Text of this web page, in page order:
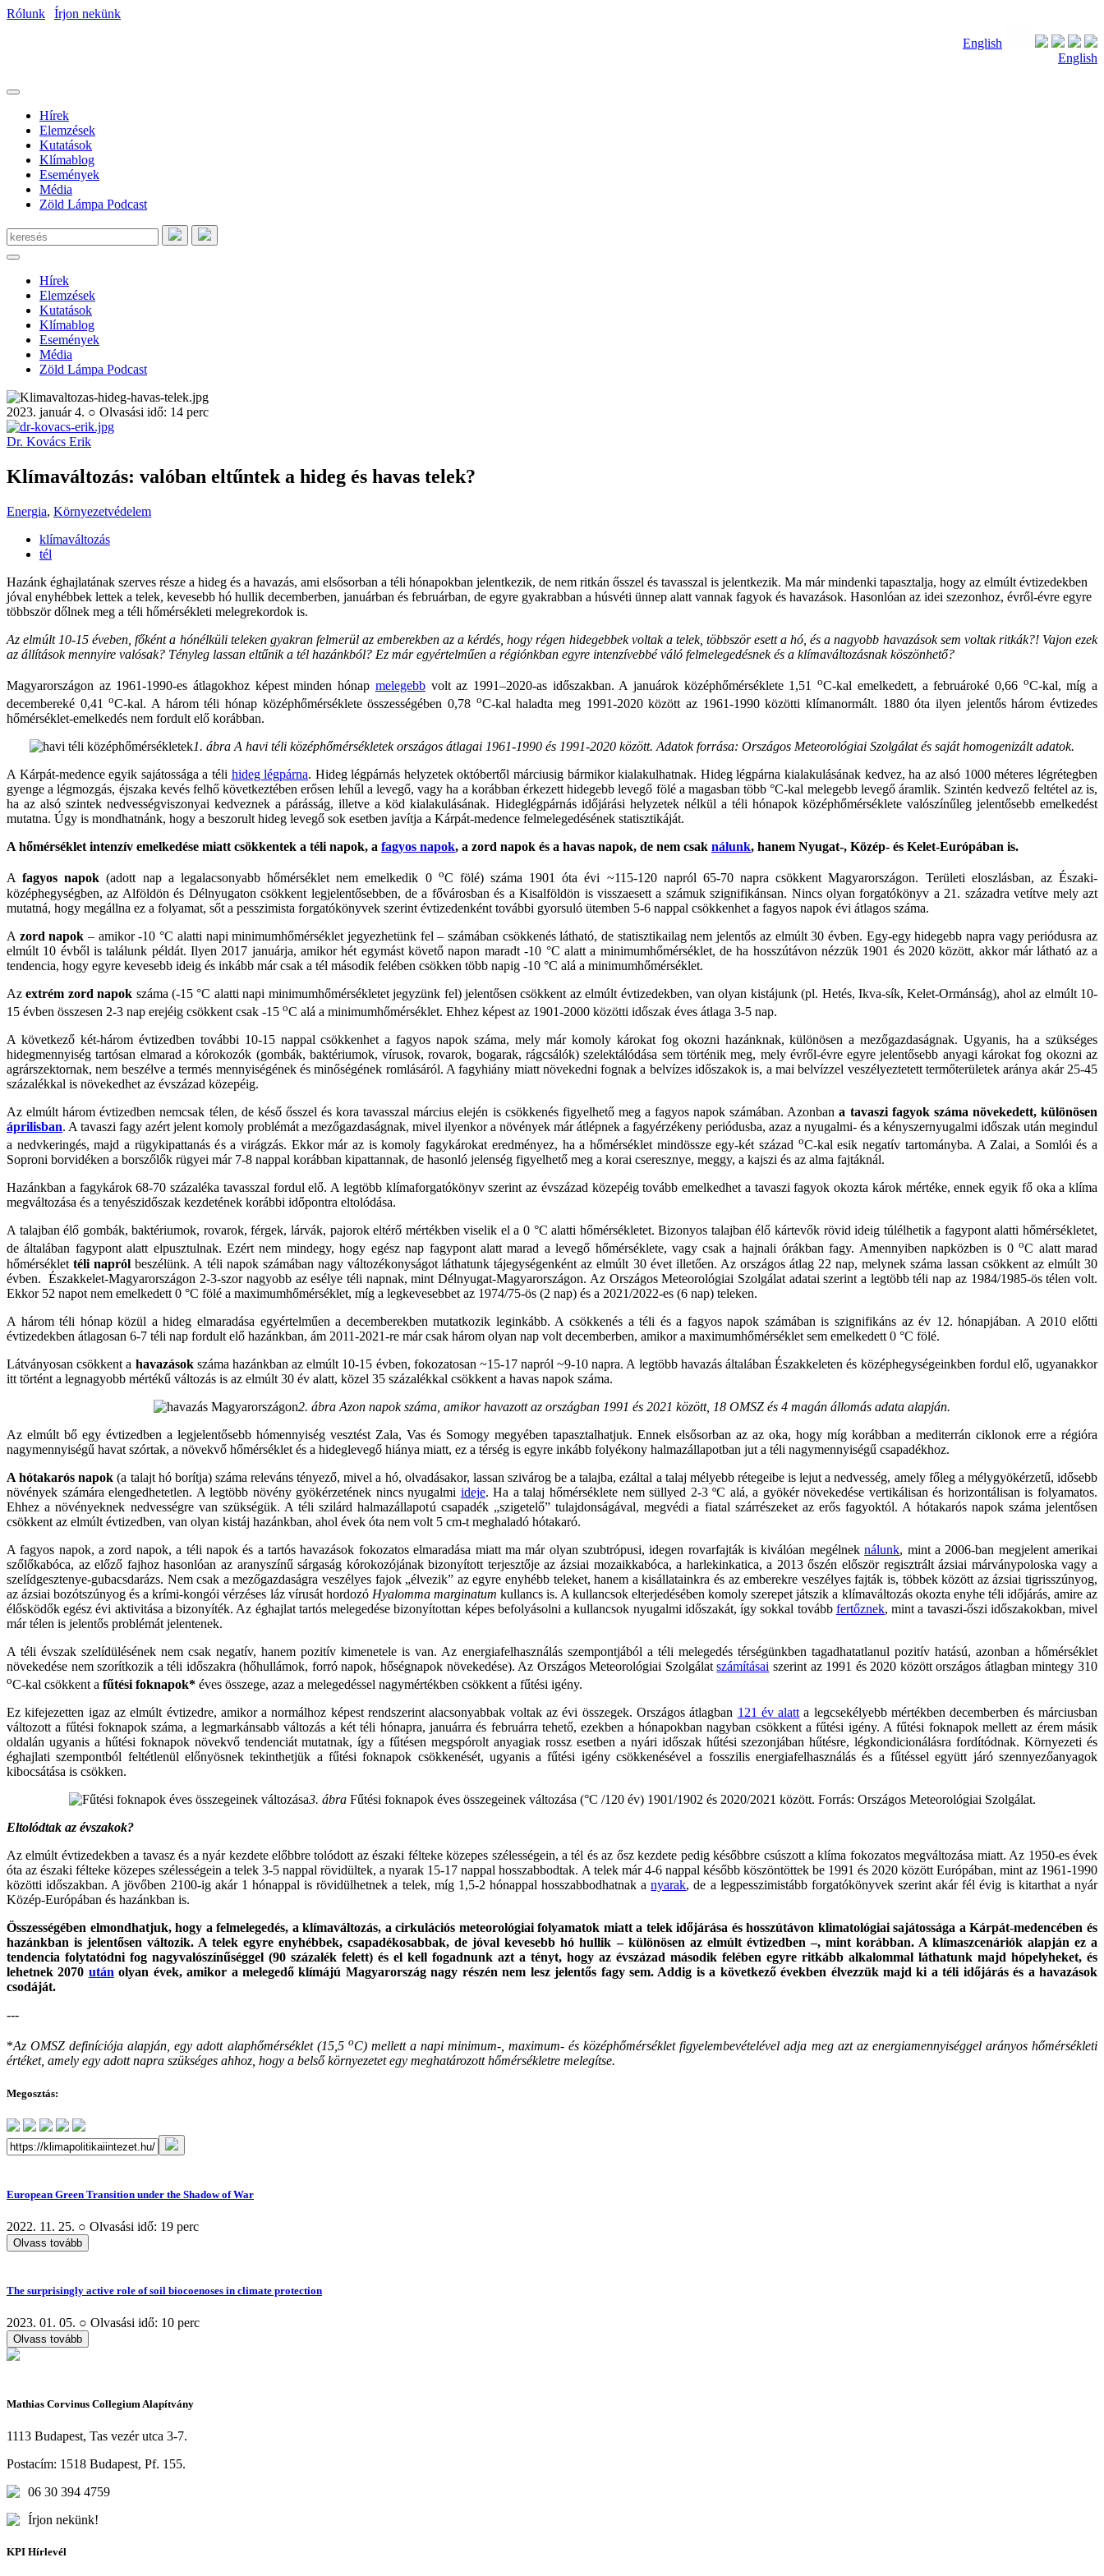
Rólunk Írjon nekünk
English
English
Hírek
Elemzések
Kutatások
Klímablog
Események
Média
Zöld Lámpa Podcast
Hírek
Elemzések
Kutatások
Klímablog
Események
Média
Zöld Lámpa Podcast
2023. január 4. ○ Olvasási idő: 14 perc
Dr. Kovács Erik
Klímaváltozás: valóban eltűntek a hideg és havas telek?
Energia, Környezetvédelem
klímaváltozás
tél
Hazánk éghajlatának szerves része a hideg és a havazás, ami elsősorban a téli hónapokban jelentkezik, de nem ritkán ősszel és tavasszal is jelentkezik. Ma már mindenki tapasztalja, hogy az elmúlt évtizedekben
jóval enyhébbek lettek a telek, kevesebb hó hullik decemberben, januárban és februárban, de egyre gyakrabban a húsvéti ünnep alatt vannak fagyok és havazások. Hasonlóan az idei szezonhoz, évről-évre egyre
többször dőlnek meg a téli hőmérsékleti melegrekordok is.
Az elmúlt 10-15 éveben, főként a hónélküli teleken gyakran felmerül az emberekben az a kérdés, hogy régen hidegebbek voltak a telek, többször esett a hó, és a nagyobb havazások sem voltak ritkák?! Vajon ezek
az állítások mennyire valósak? Tényleg lassan eltűnik a tél hazánkból? Ez már egyértelműen a régiónkban egyre intenzívebbé váló felmelegedésnek és a klímaváltozásnak köszönhető?
Magyarországon az 1961-1990-es átlagokhoz képest minden hónap melegebbvolt az 1991–2020-as időszakban. A januárok középhőmérséklete 1,51oC-kal emelkedett, a februároké 0,66 oC-kal, míg a
decembereké 0,41oC-kal. A három téli hónap középhőmérséklete összességében 0,78 oC-kal haladta meg 1991-2020 között az 1961-1990 közötti klímanormált. 1880 óta ilyen jelentős három évtizedes
hőmérséklet-emelkedés nem fordult elő korábban.
1. ábra A havi téli középhőmérsékletek országos átlagai 1961-1990 és 1991-2020 között. Adatok forrása: Országos Meteorológiai Szolgálat és saját homogenizált adatok.
A Kárpát-medence egyik sajátossága a téli hideg légpárna. Hideg légpárnás helyzetek októbertől márciusig bármikor kialakulhatnak. Hideg légpárna kialakulásának kedvez, ha az alsó 1000 méteres légrétegben
gyenge a légmozgás, éjszaka kevés felhő következtében erősen lehűl a levegő, vagy ha a korábban érkezett hidegebb levegő fölé a magasban több °C-kal melegebb levegő áramlik. Szintén kedvező feltétel az is,
ha az alsó szintek nedvességviszonyai kedveznek a párásság, illetve a köd kialakulásának. Hideglégpárnás időjárási helyzetek nélkül a téli hónapok középhőmérséklete valószínűleg jelentősebb emelkedést
mutatna. Úgy is mondhatnánk, hogy a beszorult hideg levegő sok esetben javítja a Kárpát-medence felmelegedésének statisztikáját.
A hőmérséklet intenzív emelkedése miatt csökkentek a téli napok, a fagyos napok, a zord napok és a havas napok, de nem csak nálunk, hanem Nyugat-, Közép- és Kelet-Európában is.
Afagyos napok(adott nap a legalacsonyabb hőmérséklet nem emelkedik 0 oC fölé) száma 1901 óta évi ~115-120 napról 65-70 napra csökkent Magyarországon. Területi eloszlásban, az Északi-
középhegységben, az Alföldön és Délnyugaton csökkent legjelentősebben, de a fővárosban és a Kisalföldön is visszaesett a számuk szignifikánsan. Nincs olyan forgatókönyv a 21. századra vetítve mely azt
mutatná, hogy megállna ez a folyamat, sőt a pesszimista forgatókönyvek szerint évtizedenként további gyorsuló ütemben 5-6 nappal csökkenhet a fagyos napok évi átlagos száma.
A zord napok – amikor -10 °C alatti napi minimumhőmérséklet jegyezhetünk fel – számában csökkenés látható, de statisztikailag nem jelentős az elmúlt 30 évben. Egy-egy hidegebb napra vagy periódusra az
elmúlt 10 évből is találunk példát. Ilyen 2017 januárja, amikor hét egymást követő napon maradt -10 °C alatt a minimumhőmérséklet, de ha hosszútávon nézzük 1901 és 2020 között, akkor már látható az a
tendencia, hogy egyre kevesebb ideig és inkább már csak a tél második felében csökken több napig -10 °C alá a minimumhőmérséklet.
Azextrém zord napok száma (-15 °C alatti napi minimumhőmérsékletet jegyzünk fel) jelentősen csökkent az elmúlt évtizedekben, van olyan kistájunk (pl. Hetés, Ikva-sík, Kelet-Ormánság), ahol az elmúlt 10-
15 évben összesen 2-3 nap erejéig csökkent csak -15 oC alá a minimumhőmérséklet. Ehhez képest az 1901-2000 közötti időszak éves átlaga 3-5 nap.
A következő két-három évtizedben további 10-15 nappal csökkenhet a fagyos napok száma, mely már komoly károkat fog okozni hazánknak, különösen a mezőgazdaságnak. Ugyanis, ha a szükséges
hidegmennyiség tartósan elmarad a kórokozók (gombák, baktériumok, vírusok, rovarok, bogarak, rágcsálók) szelektálódása sem történik meg, mely évről-évre egyre jelentősebb anyagi károkat fog okozni az
agrárszektornak, nem beszélve a termés mennyiségének és minőségének romlásáról. A fagyhiány miatt növekedni fognak a belvízes időszakok is, a mai belvízzel veszélyeztetett termőterületek aránya akár 25-45
százalékkal is növekedhet az évszázad közepéig.
Az elmúlt három évtizedben nemcsak télen, de késő ősszel és kora tavasszal március elején is csökkenés figyelhető meg a fagyos napok számában. Azonbana tavaszi fagyok száma növekedett, különösen
áprilisban. A tavaszi fagy azért jelent komoly problémát a mezőgazdaságnak, mivel ilyenkor a növények már átlépnek a fagyérzékeny periódusba, azaz a nyugalmi- és a kényszernyugalmi időszak után megindul
a nedvkeringés, majd a rügykipattanás és a virágzás. Ekkor már az is komoly fagykárokat eredményez, ha a hőmérséklet mindössze egy-két század oC-kal esik negatív tartományba. A Zalai, a Somlói és a
Soproni borvidéken a borszőlők rügyei már 7-8 nappal korábban kipattannak, de hasonló jelenség figyelhető meg a korai cseresznye, meggy, a kajszi és az alma fajtáknál.
Hazánkban a fagykárok 68-70 százaléka tavasszal fordul elő. A legtöbb klímaforgatókönyv szerint az évszázad közepéig tovább emelkedhet a tavaszi fagyok okozta károk mértéke, ennek egyik fő oka a klíma
megváltozása és a tenyészidőszak kezdetének korábbi időpontra eltolódása.
A talajban élő gombák, baktériumok, rovarok, férgek, lárvák, pajorok eltérő mértékben viselik el a 0 °C alatti hőmérsékletet. Bizonyos talajban élő kártevők rövid ideig túlélhetik a fagypont alatti hőmérsékletet,
de általában fagypont alatt elpusztulnak. Ezért nem mindegy, hogy egész nap fagypont alatt marad a levegő hőmérséklete, vagy csak a hajnali órákban fagy. Amennyiben napközben is 0oC alatt marad
hőmérséklettéli napról beszélünk. A téli napok számában nagy változékonyságot láthatunk tájegységenként az elmúlt 30 évet illetően. Az országos átlag 22 nap, melynek száma lassan csökkent az elmúlt 30
évben. Északkelet-Magyarországon 2-3-szor nagyobb az esélye téli napnak, mint Délnyugat-Magyarországon. Az Országos Meteorológiai Szolgálat adatai szerint a legtöbb téli nap az 1984/1985-ös télen volt.
Ekkor 52 napot nem emelkedett 0 °C fölé a maximumhőmérséklet, míg a legkevesebbet az 1974/75-ös (2 nap) és a 2021/2022-es (6 nap) teleken.
A három téli hónap közül a hideg elmaradása egyértelműen a decemberekben mutatkozik leginkább. A csökkenés a téli és a fagyos napok számában is szignifikáns az év 12. hónapjában. A 2010 előtti
évtizedekben átlagosan 6-7 téli nap fordult elő hazánkban, ám 2011-2021-re már csak három olyan nap volt decemberben, amikor a maximumhőmérséklet sem emelkedett 0 °C fölé.
Látványosan csökkent a havazásokszáma hazánkban az elmúlt 10-15 évben, fokozatosan ~15-17 napról ~9-10 napra. A legtöbb havazás általában Északkeleten és középhegységeinkben fordul elő, ugyanakkor
itt történt a legnagyobb mértékű változás is az elmúlt 30 év alatt, közel 35 százalékkal csökkent a havas napok száma.
2. ábra Azon napok száma, amikor havazott az országban 1991 és 2021 között, 18 OMSZ és 4 magán állomás adata alapján.
Az elmúlt bő egy évtizedben a legjelentősebb hómennyiség vesztést Zala, Vas és Somogy megyében tapasztalhatjuk. Ennek elsősorban az az oka, hogy míg korábban a mediterrán ciklonok erre a régióra
nagymennyiségű havat szórtak, a növekvő hőmérséklet és a hideglevegő hiánya miatt, ez a térség is egyre inkább folyékony halmazállapotban jut a téli nagymennyiségű csapadékhoz.
A hótakarós napok (a talajt hó borítja) száma releváns tényező, mivel a hó, olvadásakor, lassan szivárog be a talajba, ezáltal a talaj mélyebb rétegeibe is lejut a nedvesség, amely főleg a mélygyökérzetű, idősebb
növények számára elengedhetetlen. A legtöbb növény gyökérzetének nincs nyugalmi ideje. Ha a talaj hőmérséklete nem süllyed 2-3 ºC alá, a gyökér növekedése vertikálisan és horizontálisan is folyamatos.
Ehhez a növényeknek nedvességre van szükségük. A téli szilárd halmazállapotú csapadék „szigetelő” tulajdonságával, megvédi a fiatal szárrészeket az erős fagyoktól. A hótakarós napok száma jelentősen
csökkent az elmúlt évtizedben, van olyan kistáj hazánkban, ahol évek óta nem volt 5 cm-t meghaladó hótakaró.
A fagyos napok, a zord napok, a téli napok és a tartós havazások fokozatos elmaradása miatt ma már olyan szubtrópusi, idegen rovarfajták is kiválóan megélneknálunk, mint a 2006-ban megjelent amerikai
szőlőkabóca, az előző fajhoz hasonlóan az aranyszínű sárgaság kórokozójának bizonyított terjesztője az ázsiai mozaikkabóca, a harlekinkatica, a 2013 őszén először regisztrált ázsiai márványpoloska vagy a
szelídgesztenye-gubacsdarázs. Nem csak a mezőgazdaságra veszélyes fajok „élvezik” az egyre enyhébb teleket, hanem a kisállatainkra és az emberekre veszélyes fajták is, többek között az ázsiai tigrisszúnyog,
az ázsiai bozótszúnyog és a krími-kongói vérzéses láz vírusát hordozó Hyalomma marginatum kullancs is. A kullancsok elterjedésében komoly szerepet játszik a klímaváltozás okozta enyhe téli időjárás, amire az
élősködők egész évi aktivitása a bizonyíték. Az éghajlat tartós melegedése bizonyítottan képes befolyásolni a kullancsok nyugalmi időszakát, így sokkal tovább fertőznek, mint a tavaszi-őszi időszakokban, mivel
már télen is jelentős problémát jelentenek.
A téli évszak szelídülésének nem csak negatív, hanem pozitív kimenetele is van. Az energiafelhasználás szempontjából a téli melegedés térségünkben tagadhatatlanul pozitív hatású, azonban a hőmérséklet
növekedése nem szorítkozik a téli időszakra (hőhullámok, forró napok, hőségnapok növekedése). Az Országos Meteorológiai Szolgálatszámításai szerint az 1991 és 2020 között országos átlagban mintegy 310
oC-kal csökkent a fűtési foknapok* éves összege, azaz a melegedéssel nagymértékben csökkent a fűtési igény.
Ez kifejezetten igaz az elmúlt évtizedre, amikor a normálhoz képest rendszerint alacsonyabbak voltak az évi összegek. Országos átlagban 121 év alatt a legcsekélyebb mértékben decemberben és márciusban
változott a fűtési foknapok száma, a legmarkánsabb változás a két téli hónapra, januárra és februárra tehető, ezekben a hónapokban nagyban csökkent a fűtési igény. A fűtési foknapok mellett az érem másik
oldalán ugyanis a hűtési foknapok növekvő tendenciát mutatnak, így a fűtésen megspórolt anyagiak rossz esetben a nyári időszak hűtési szezonjában hűtésre, légkondicionálásra fordítódnak. Környezeti és
éghajlati szempontból feltétlenül előnyösnek tekinthetjük a fűtési foknapok csökkenését, ugyanis a fűtési igény csökkenésével a fosszilis energiafelhasználás és a fűtéssel együtt járó szennyezőanyagok
kibocsátása is csökken.
3. ábra Fűtési foknapok éves összegeinek változása (°C /120 év) 1901/1902 és 2020/2021 között. Forrás: Országos Meteorológiai Szolgálat.
Eltolódtak az évszakok?
Az elmúlt évtizedekben a tavasz és a nyár kezdete előbbre tolódott az északi félteke közepes szélességein, a tél és az ősz kezdete pedig későbbre csúszott a klíma fokozatos megváltozása miatt. Az 1950-es évek
óta az északi félteke közepes szélességein a telek 3-5 nappal rövidültek, a nyarak 15-17 nappal hosszabbodtak. A telek már 4-6 nappal később köszöntöttek be 1991 és 2020 között Európában, mint az 1961-1990
közötti időszakban. A jövőben 2100-ig akár 1 hónappal is rövidülhetnek a telek, míg 1,5-2 hónappal hosszabbodhatnak anyarak, de a legpesszimistább forgatókönyvek szerint akár fél évig is kitarthat a nyár
Közép-Európában és hazánkban is.
Összességében elmondhatjuk, hogy a felmelegedés, a klímaváltozás, a cirkulációs meteorológiai folyamatok miatt a telek időjárása és hosszútávon klimatológiai sajátossága a Kárpát-medencében és
hazánkban is jelentősen változik. A telek egyre enyhébbek, csapadékosabbak, de jóval kevesebb hó hullik – különösen az elmúlt évtizedben –, mint korábban. A klímaszcenáriók alapján ez a
tendencia folytatódni fog nagyvalószínűséggel (90 százalék felett) és el kell fogadnunk azt a tényt, hogy az évszázad második felében egyre ritkább alkalommal láthatunk majd hópelyheket, és
lehetnek 2070 után olyan évek, amikor a melegedő klímájú Magyarország nagy részén nem lesz jelentős fagy sem. Addig is a következő években élvezzük majd ki a téli időjárás és a havazások
csodáját.
---
*Az OMSZ definíciója alapján, egy adott alaphőmérséklet (15,5 oC) mellett a napi minimum-, maximum- és középhőmérséklet figyelembevételével adja meg azt az energiamennyiséggel arányos hőmérsékleti
értéket, amely egy adott napra szükséges ahhoz, hogy a belső környezetet egy meghatározott hőmérsékletre melegítse.
Megosztás:
European Green Transition under the Shadow of War
2022. 11. 25. ○ Olvasási idő: 19 perc
Olvass tovább
The surprisingly active role of soil biocoenoses in climate protection
2023. 01. 05. ○ Olvasási idő: 10 perc
Olvass tovább
Mathias Corvinus Collegium Alapítvány
1113 Budapest, Tas vezér utca 3-7.
Postacím: 1518 Budapest, Pf. 155.
06 30 394 4759
Írjon nekünk!
KPI Hírlevél